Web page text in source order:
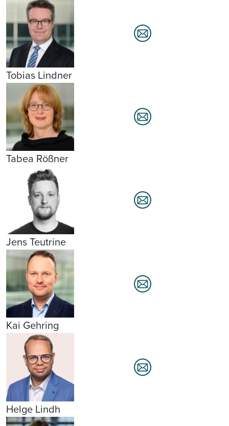
Tobias Lindner
Tabea Rößner
Jens Teutrine
Kai Gehring
Helge Lindh